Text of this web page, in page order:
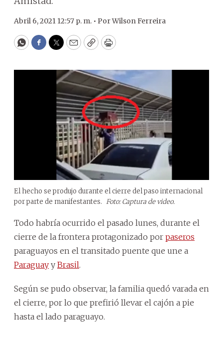
Abril 6, 2021 12:57 p. m. • PorWilson Ferreira
WhatsApp
Facebook
Twitter
EmailCopyPrint
El hecho se produjo durante el cierre del paso internacional
por parte de manifestantes. Foto: Captura de video.
Todo habría ocurrido el pasado lunes, durante el
cierre de la frontera protagonizado por paseros
paraguayos en el transitado puente que une a
Paraguay y Brasil.
Según se pudo observar, la familia quedó varada en
el cierre, por lo que prefirió llevar el cajón a pie
hasta el lado paraguayo.